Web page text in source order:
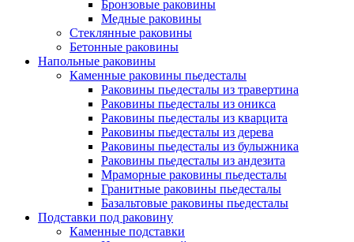
Бронзовые раковины
Медные раковины
Стеклянные раковины
Бетонные раковины
Напольные раковины
Каменные раковины пьедесталы
Раковины пьедесталы из травертина
Раковины пьедесталы из оникса
Раковины пьедесталы из кварцита
Раковины пьедесталы из дерева
Раковины пьедесталы из булыжника
Раковины пьедесталы из андезита
Мраморные раковины пьедесталы
Гранитные раковины пьедесталы
Базальтовые раковины пьедесталы
Подставки под раковину
Каменные подставки